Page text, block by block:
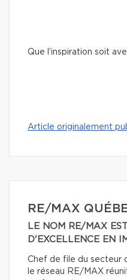
Que l’inspiration soit
Article originalement
RE/MAX
LE NOM RE/MAX
D'EXCELLENCE EN
Chef de file du secteur
le réseau RE/MAX